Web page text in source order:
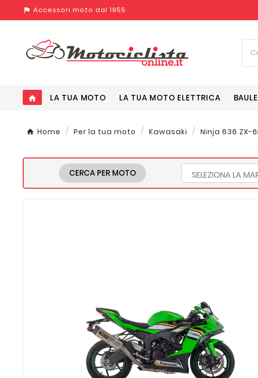
assistant_photo Accessori moto dal 1955
home LA TUA MOTO LA TUA MOTO ELETTRICA
Home Per la tua moto Kawasaki Ninja 636 ZX-
CERCA PER MOTO